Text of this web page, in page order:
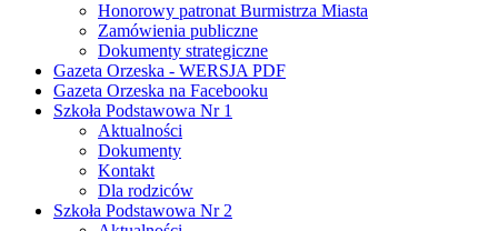
Honorowy patronat Burmistrza Miasta
Zamówienia publiczne
Dokumenty strategiczne
Gazeta Orzeska - WERSJA PDF
Gazeta Orzeska na Facebooku
Szkoła Podstawowa Nr 1
Aktualności
Dokumenty
Kontakt
Dla rodziców
Szkoła Podstawowa Nr 2